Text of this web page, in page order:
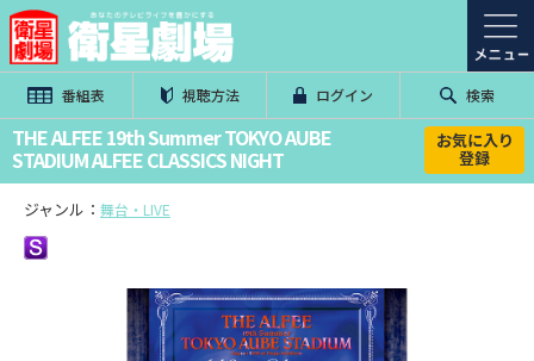
番組表 視聴方法 ログイン 検索
THE ALFEE 19th Summer TOKYO AUBE
STADIUM ALFEE CLASSICS NIGHT
お気に入り
登録
ジャンル： 舞台・LIVE